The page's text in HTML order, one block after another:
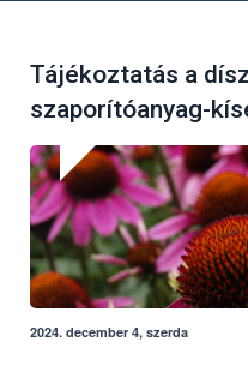
Tájékoztatás a
szaporítóanyag-
2024. december 4, szerda